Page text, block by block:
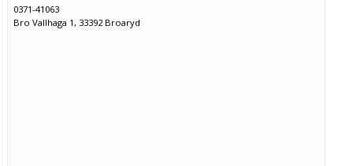
0371-41063
Bro Vallhaga 1, 33392 Broaryd